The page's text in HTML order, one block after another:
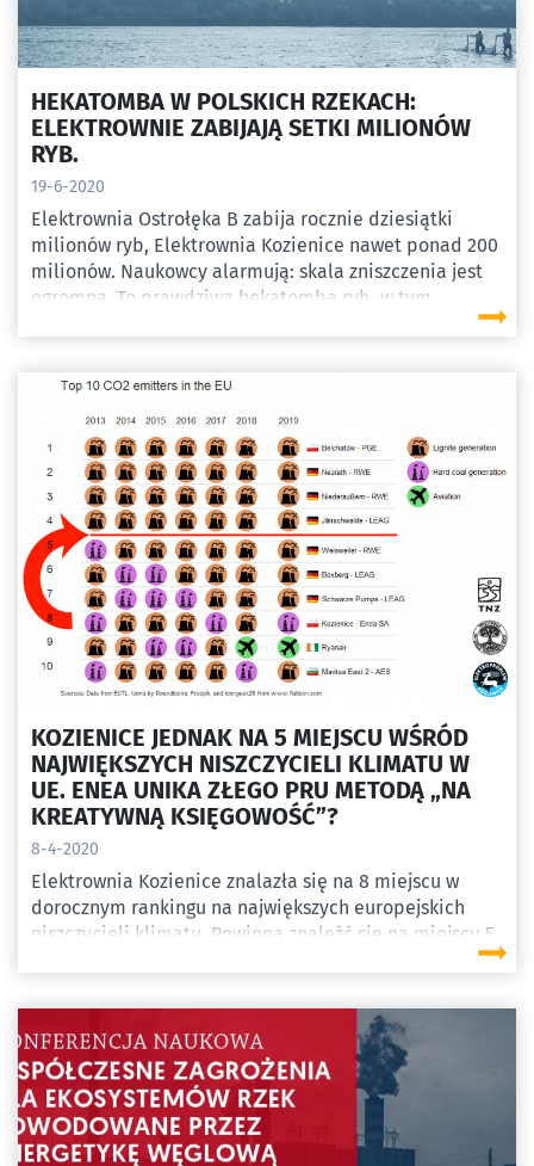
HEKATOMBA W POLSKICH RZEKACH:
ELEKTROWNIE ZABIJAJĄ SETKI MILIONÓW
RYB.
19-6-2020
Elektrownia Ostrołęka B zabija rocznie dziesiątki
milionów ryb, Elektrownia Kozienice nawet ponad 200
milionów. Naukowcy alarmują: skala zniszczenia jest
ogromna. To prawdziwa hekatomba ryb, w tym
KOZIENICE JEDNAK NA 5 MIEJSCU WŚRÓD
NAJWIĘKSZYCH NISZCZYCIELI KLIMATU W
UE. ENEA UNIKA ZŁEGO PRU METODĄ „NA
KREATYWNĄ KSIĘGOWOŚĆ”?
8-4-2020
Elektrownia Kozienice znalazła się na 8 miejscu w
dorocznym rankingu na największych europejskich
niszczycieli klimatu. Powinna znaleźć się na miejscu 5,
ale Enea raportuje emisje z bloku 11 oddzielnie, jakby
Kozienice pozostają najbardziej emisyjną elektrownią
na węgiel kamienny w Europie.